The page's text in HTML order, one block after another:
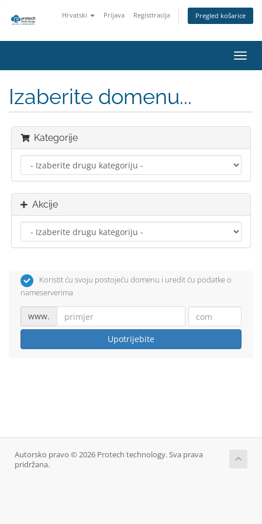
Hrvatski Prijava Registtracija Pregled košarice
Izaberite domenu...
Kategorije
Akcije
Koristit ću svoju postojeću domenu i uredit ću podatke o
nameserverima
www.
Upotrijebite
Autorsko pravo © 2026 Protech technology. Sva prava
pridržana.